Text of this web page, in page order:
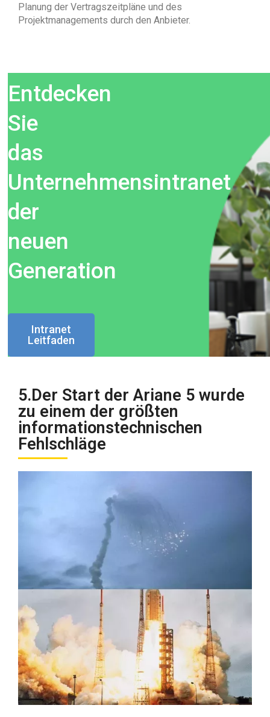
Planung der Vertragszeitpläne und des
Projektmanagements durch den Anbieter.
Entdecken
Sie
das
Unternehmensintranet
der
neuen
Generation
Intranet
Leitfaden
5.Der Start der Ariane 5 wurde
zu einem der größten
informationstechnischen
Fehlschläge